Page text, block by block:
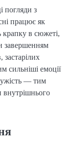
погляди з
працює як
крапку в сюжеті,
завершенням
застарілих
сильніші емоції
— тим
внутрішнього